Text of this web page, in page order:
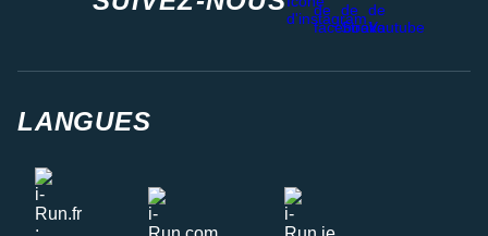
LANGUES